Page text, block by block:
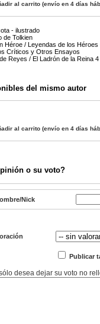
al carrito (envío en 4 días
- ilustrado
de Tolkien
Héroe / Leyendas de los Héroes
Críticos y Otros Ensayos
Reyes / El Ladrón de la Reina 4
del mismo autor
al carrito (envío en 4 días
o su voto?
Nick
Publicar
desea dejar su voto no